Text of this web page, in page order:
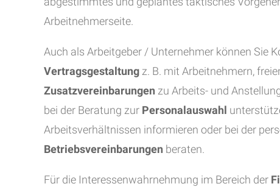
Arbeitnehmerseite.
Auch als Arbeitgeber / Unternehmer können Sie
Vertragsgestaltung z. B. mit Arbeitnehmern,
Zusatzvereinbarungen zu Arbeits- und
bei der Beratung zur Personalauswahl
Arbeitsverhältnissen informieren oder bei der
Betriebsvereinbarungen beraten.
Für die Interessenwahrnehmung im Bereich der